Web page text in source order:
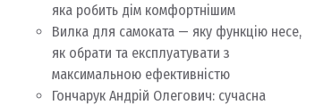
яка робить дім комфортнішим
Вилка для самоката — яку функцію несе,
як обрати та експлуатувати з
максимальною ефективністю
Гончарук Андрій Олегович: сучасна